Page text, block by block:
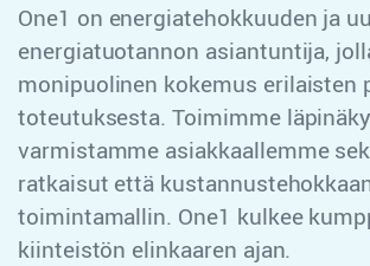
One1 on energiatehokkuuden ja
energiatuotannon asiantuntija,
monipuolinen kokemus erilaisten
toteutuksesta. Toimimme
varmistamme asiakkaallemme
ratkaisut että
toimintamallin. One1 kulkee
kiinteistön elinkaaren ajan.